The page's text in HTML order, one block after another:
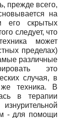
прежде всего,
на
его скрытых
следует, что
может
пределах)
различные
это
случая, в
техника. В
в терапии
- для помощи